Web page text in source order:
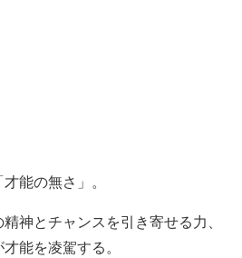
能の無さ」。
神とチャンスを引き寄せる力、
能を凌駕する。